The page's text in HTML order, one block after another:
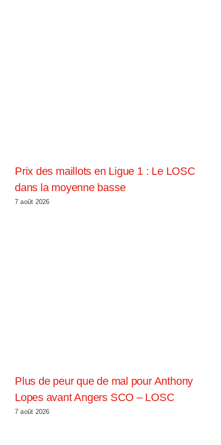
Prix des maillots en Ligue 1 : Le LOSC
dans la moyenne basse
7 août 2026
Plus de peur que de mal pour Anthony
Lopes avant Angers SCO – LOSC
7 août 2026